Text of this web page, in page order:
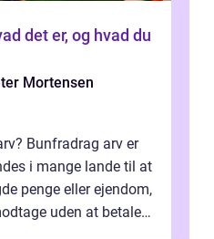
det er, og hvad du
Mortensen
Bunfradrag arv er
i mange lande til at
penge eller ejendom,
uden at betale